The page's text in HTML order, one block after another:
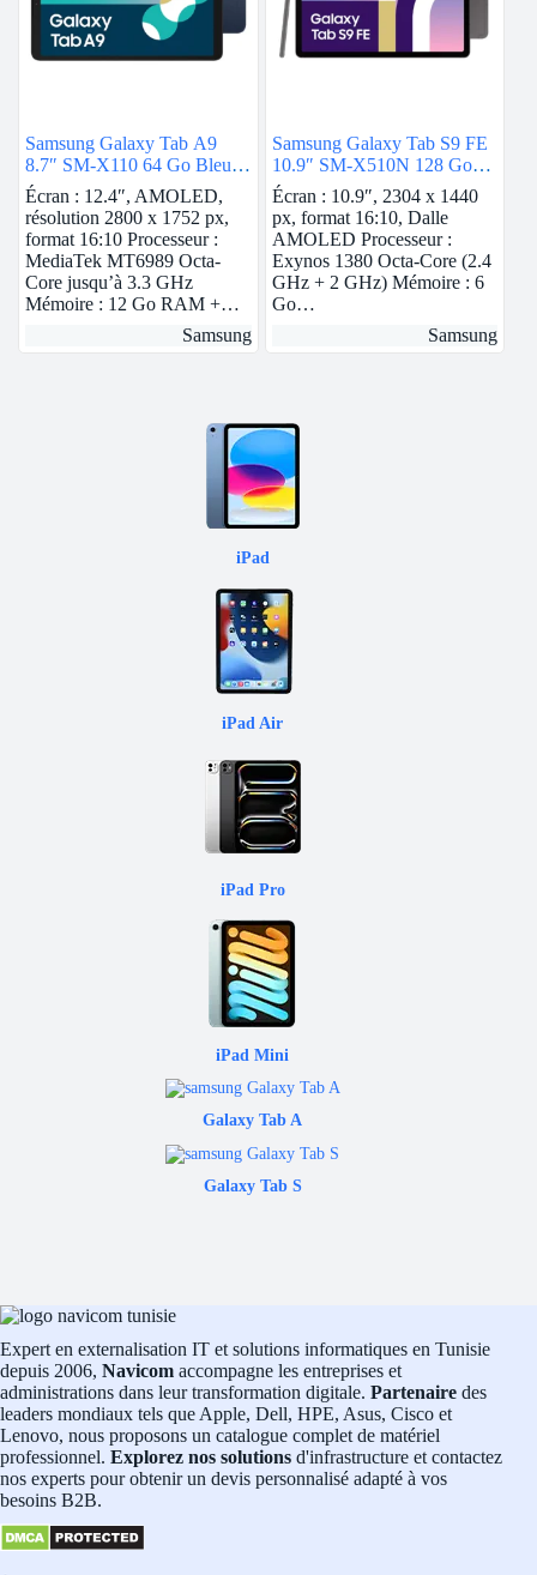
Samsung Galaxy Tab A9
8.7″ SM-X110 64 Go Bleu
Wi-Fi
Écran : 12.4″, AMOLED,
résolution 2800 x 1752 px,
format 16:10 Processeur :
MediaTek MT6989 Octa-
Core jusqu’à 3.3 GHz
Mémoire : 12 Go RAM +…
Samsung
Samsung Galaxy Tab S9 FE
10.9″ SM-X510N 128 Go
Anthracite 5G
Écran : 10.9″, 2304 x 1440
px, format 16:10, Dalle
AMOLED Processeur :
Exynos 1380 Octa-Core (2.4
GHz + 2 GHz) Mémoire : 6
Go…
Samsung
iPad
iPad Air
iPad Pro
iPad Mini
Galaxy Tab A
Galaxy Tab S
Expert en externalisation IT et solutions informatiques en Tunisie
depuis 2006, Navicom accompagne les entreprises et
administrations dans leur transformation digitale. Partenaire des
leaders mondiaux tels que Apple, Dell, HPE, Asus, Cisco et
Lenovo, nous proposons un catalogue complet de matériel
professionnel. Explorez nos solutions d'infrastructure et contactez
nos experts pour obtenir un devis personnalisé adapté à vos
besoins B2B.